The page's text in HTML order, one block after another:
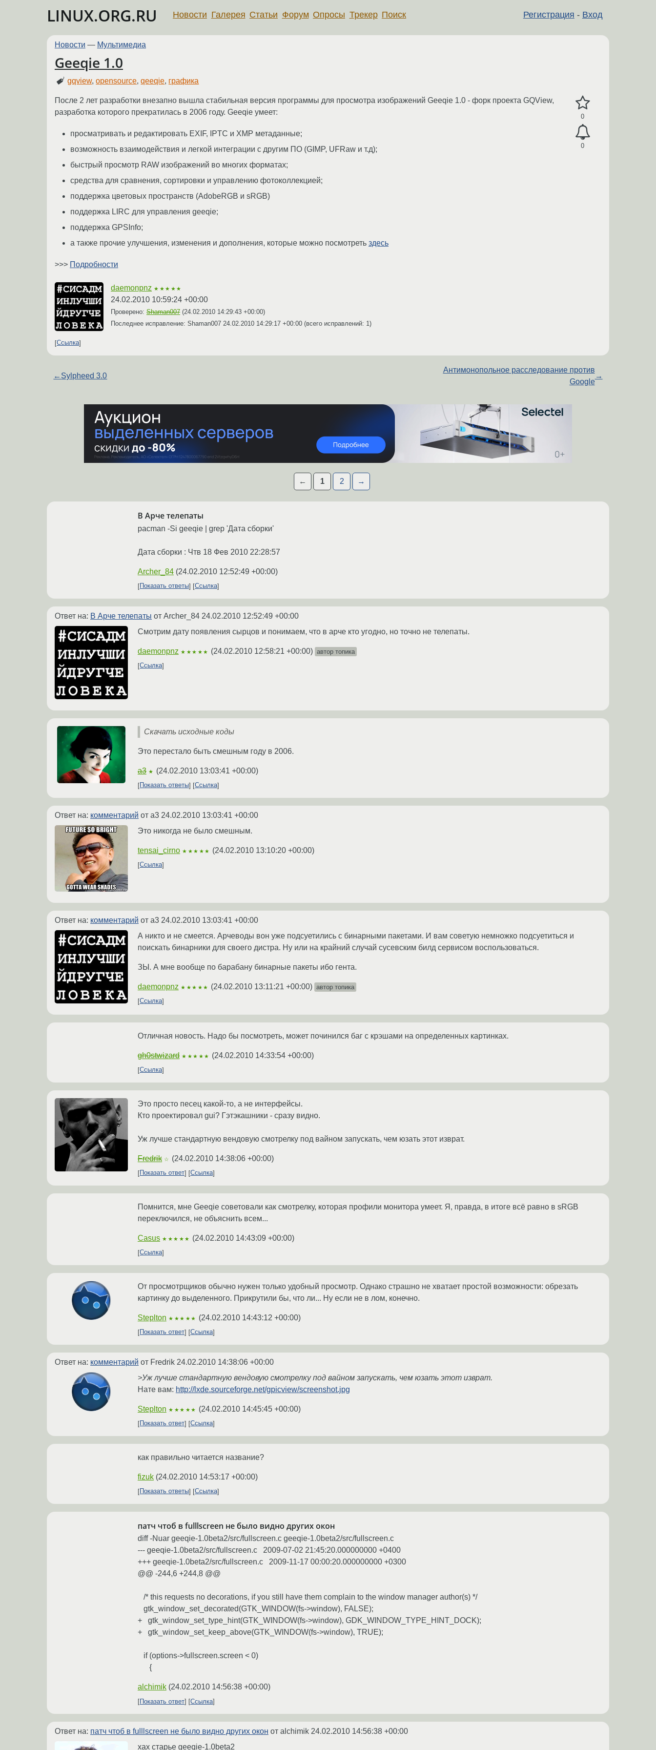
LINUX.ORG.RU Регистрация - Вход
Новости Галерея Статьи Форум Опросы Трекер Поиск
Новости — Мультимедиа
Geeqie 1.0
gqview,opensource,qeeqie, графика
0
0
После 2 лет разработки внезапно вышла стабильная версия программы для просмотра изображений Geeqie 1.0 - форк проекта GQView,
разработка которого прекратилась в 2006 году. Geeqie умеет:
просматривать и редактировать EXIF, IPTC и XMP метаданные;
возможность взаимодействия и легкой интеграции с другим ПО (GIMP, UFRaw и т.д);
быстрый просмотр RAW изображений во многих форматах;
средства для сравнения, сортировки и управлению фотоколлекцией;
поддержка цветовых пространств (AdobeRGB и sRGB)
поддержка LIRC для управления geeqie;
поддержка GPSInfo;
а также прочие улучшения, изменения и дополнения, которые можно посмотреть здесь
>>> Подробности
daemonpnz ★★★★★
24.02.2010 10:59:24 +00:00
Проверено: Shaman007 (24.02.2010 14:29:43 +00:00)
Последнее исправление: Shaman007 24.02.2010 14:29:17 +00:00 (всего исправлений: 1)
Ссылка
← Sylpheed 3.0
Антимонопольное расследование против
Google
→
← 1 2 →
В Арче телепаты
pacman -Si geeqie | grep 'Дата сборки'
Дата сборки : Чтв 18 Фев 2010 22:28:57
Archer_84 (24.02.2010 12:52:49 +00:00)
Показать ответы Ссылка
Ответ на: В Арче телепаты от Archer_84 24.02.2010 12:52:49 +00:00
Смотрим дату появления сырцов и понимаем, что в арче кто угодно, но точно не телепаты.
daemonpnz ★★★★★ (24.02.2010 12:58:21 +00:00) автор топика
Ссылка
Скачать исходные коды
Это перестало быть смешным году в 2006.
a3 ★ (24.02.2010 13:03:41 +00:00)
Показать ответы Ссылка
Ответ на: комментарий от a3 24.02.2010 13:03:41 +00:00
Это никогда не было смешным.
tensai_cirno ★★★★★ (24.02.2010 13:10:20 +00:00)
Ссылка
Ответ на: комментарий от a3 24.02.2010 13:03:41 +00:00
А никто и не смеется. Арчеводы вон уже подсуетились с бинарными пакетами. И вам советую немножко подсуетиться и
поискать бинарники для своего дистра. Ну или на крайний случай сусевским билд сервисом воспользоваться.
ЗЫ. А мне вообще по барабану бинарные пакеты ибо гента.
daemonpnz ★★★★★ (24.02.2010 13:11:21 +00:00) автор топика
Ссылка
Отличная новость. Надо бы посмотреть, может починился баг с крэшами на определенных картинках.
gh0stwizard ★★★★★ (24.02.2010 14:33:54 +00:00)
Ссылка
Это просто песец какой-то, а не интерфейсы.
Кто проектировал gui? Гэтэкашники - сразу видно.
Уж лучше стандартную вендовую смотрелку под вайном запускать, чем юзать этот изврат.
Fredrik ☆ (24.02.2010 14:38:06 +00:00)
Показать ответ Ссылка
Помнится, мне Geeqie советовали как смотрелку, которая профили монитора умеет. Я, правда, в итоге всё равно в sRGB
переключился, не объяснить всем...
Casus ★★★★★ (24.02.2010 14:43:09 +00:00)
Ссылка
От просмотрщиков обычно нужен только удобный просмотр. Однако страшно не хватает простой возможности: обрезать
картинку до выделенного. Прикрутили бы, что ли... Ну если не в лом, конечно.
Steplton ★★★★★ (24.02.2010 14:43:12 +00:00)
Показать ответ Ссылка
Ответ на: комментарий от Fredrik 24.02.2010 14:38:06 +00:00
>Уж лучше стандартную вендовую смотрелку под вайном запускать, чем юзать этот изврат.
Нате вам: http://lxde.sourceforge.net/gpicview/screenshot.jpg
Steplton ★★★★★ (24.02.2010 14:45:45 +00:00)
Показать ответ Ссылка
как правильно читается название?
fizuk (24.02.2010 14:53:17 +00:00)
Показать ответы Ссылка
патч чтоб в fulllscreen не было видно других окон
diff -Nuar geeqie-1.0beta2/src/fullscreen.c geeqie-1.0beta2/src/fullscreen.c
--- geeqie-1.0beta2/src/fullscreen.c 2009-07-02 21:45:20.000000000 +0400
+++ geeqie-1.0beta2/src/fullscreen.c 2009-11-17 00:00:20.000000000 +0300
@@ -244,6 +244,8 @@
/* this requests no decorations, if you still have them complain to the window manager author(s) */
gtk_window_set_decorated(GTK_WINDOW(fs->window), FALSE);
+ gtk_window_set_type_hint(GTK_WINDOW(fs->window), GDK_WINDOW_TYPE_HINT_DOCK);
+ gtk_window_set_keep_above(GTK_WINDOW(fs->window), TRUE);
if (options->fullscreen.screen < 0)
{
alchimik (24.02.2010 14:56:38 +00:00)
Показать ответ Ссылка
Ответ на: патч чтоб в fulllscreen не было видно других окон от alchimik 24.02.2010 14:56:38 +00:00
хах старье geeqie-1.0beta2